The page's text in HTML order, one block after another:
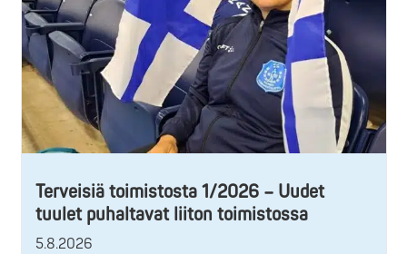
Terveisiä toimistosta 1/2026 – Uudet
tuulet puhaltavat liiton toimistossa
5.8.2026